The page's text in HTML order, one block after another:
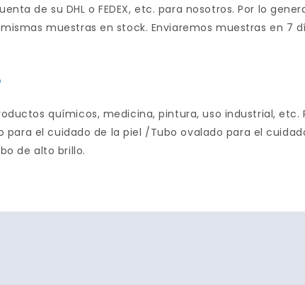
de su DHL o FEDEX, etc. para nosotros. Por lo
muestras en stock. Enviaremos muestras en 7
químicos, medicina, pintura, uso industrial, etc.
el cuidado de la piel /Tubo ovalado para el
de alto brillo.